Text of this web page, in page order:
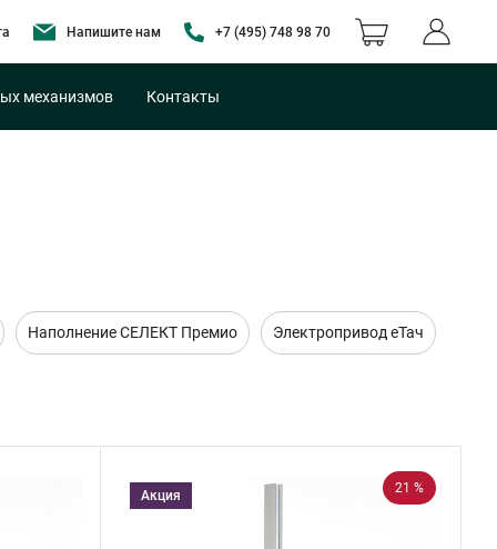
Напишите нам +7 (495) 748 98 70
механизмов Контакты
Наполнение СЕЛЕКТ Премио Электропривод еТач
21 %
Акция